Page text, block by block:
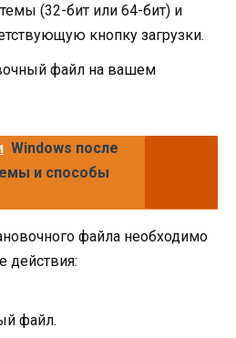
(32-бит или 64-бит) и
кнопку загрузки.
файл на вашем
Windows после
и способы
файла необходимо
действия:
файл.